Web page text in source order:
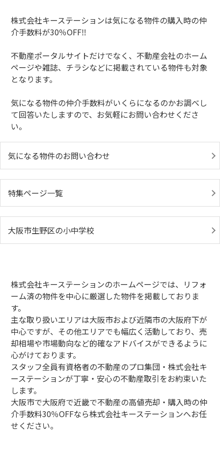
株式会社キーステーションは気になる物件の購入時の仲
介手数料が30％OFF‼
不動産ポータルサイトだけでなく、不動産会社のホーム
ページや雑誌、チラシなどに掲載されている物件も対象
となります。
気になる物件の仲介手数料がいくらになるのかお調べし
て回答いたしますので、お気軽にお問い合わせくださ
い。
気になる物件のお問い合わせ
特集ページ一覧
大阪市生野区の小中学校
株式会社キーステーションのホームページでは、リフォ
ーム済の物件を中心に厳選した物件を掲載しておりま
す。
主な取り扱いエリアは大阪市および近隣市の大阪府下が
中心ですが、その他エリアでも幅広く活動しており、売
却相場や市場動向など的確なアドバイスができるように
心がけております。
スタッフ全員有資格者の不動産のプロ集団・株式会社キ
ーステーションが丁寧・安心の不動産取引をお約束いた
します。
大阪市で大阪府で近畿で不動産の高値売却・購入時の仲
介手数料30％OFFなら株式会社キーステーションへお任
せください。